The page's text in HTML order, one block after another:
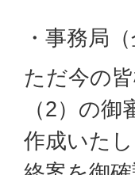
・事務局
ただ今の
（2）の
作成いた